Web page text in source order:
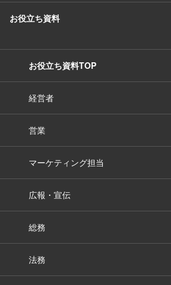
お役立ち資料
お役立ち資料TOP
経営者
営業
マーケティング担当
広報・宣伝
総務
法務